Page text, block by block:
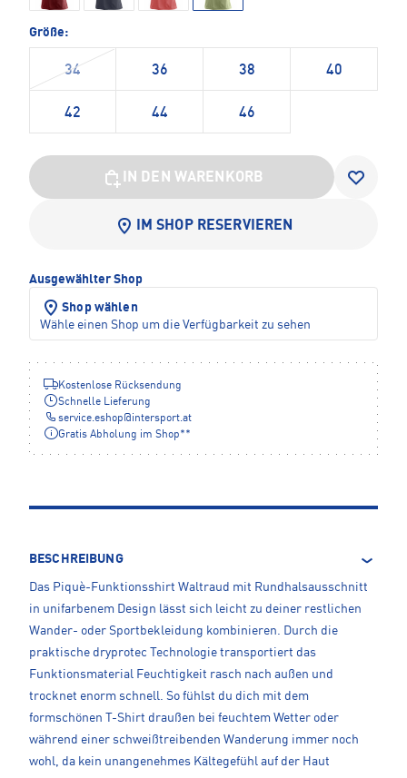
Größe:
34 36 38 40
42 44 46
IN DEN WARENKORB
IM SHOP RESERVIEREN
Ausgewählter Shop
Shop wählen
Wähle einen Shop um die Verfügbarkeit zu sehen
Kostenlose Rücksendung
Schnelle Lieferung
service.eshop@intersport.at
Gratis Abholung im Shop**
BESCHREIBUNG
Das Piquè-Funktionsshirt Waltraud mit Rundhalsausschnitt
in unifarbenem Design lässt sich leicht zu deiner restlichen
Wander- oder Sportbekleidung kombinieren. Durch die
praktische dryprotec Technologie transportiert das
Funktionsmaterial Feuchtigkeit rasch nach außen und
trocknet enorm schnell. So fühlst du dich mit dem
formschönen T-Shirt draußen bei feuchtem Wetter oder
während einer schweißtreibenden Wanderung immer noch
wohl, da kein unangenehmes Kältegefühl auf der Haut